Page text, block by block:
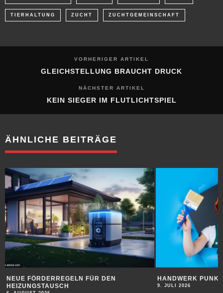
TIERHALTUNG ZUCHT ZUCHTGEMEINSCHAFT
VORHERIGER ARTIKEL
GLEICHSTELLUNG BRAUCHT DRUCK
NÄCHSTER ARTIKEL
KEIN SIEGER IM FLUTLICHTSPIEL
ÄHNLICHE BEITRÄGE
HANDWERK PUNKTET BEI JUGENDLICHEN
9. JULI 2026
SUBSTANZ FÜR
9. JULI 2026